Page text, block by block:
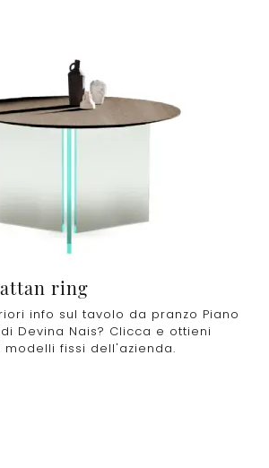
ring
info sul tavolo da pranzo Piano
Devina Nais? Clicca e ottieni
modelli fissi dell'azienda.